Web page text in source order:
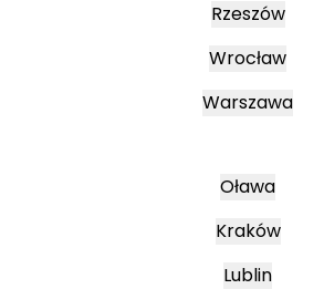
Rzeszów
Wrocław
Warszawa
Oława
Kraków
Lublin